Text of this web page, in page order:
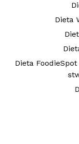
Dieta
Dieta